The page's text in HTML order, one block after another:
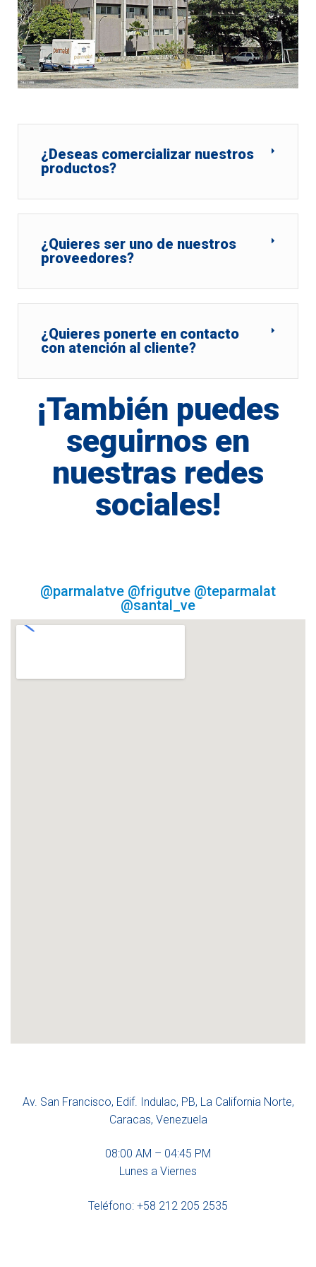
¿Deseas comercializar nuestros
productos?
¿Quieres ser uno de nuestros
proveedores?
¿Quieres ponerte en contacto
con atención al cliente?
¡También puedes
seguirnos en
nuestras redes
sociales!
@parmalatve @frigutve @teparmalat
@santal_ve
Av. San Francisco, Edif. Indulac, PB, La California Norte,
Caracas, Venezuela
08:00 AM – 04:45 PM
Lunes a Viernes
Teléfono: +58 212 205 2535